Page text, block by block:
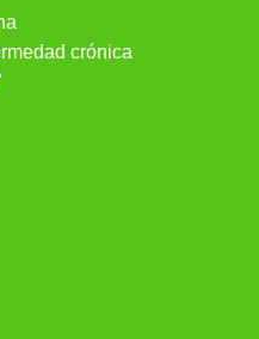
crónica